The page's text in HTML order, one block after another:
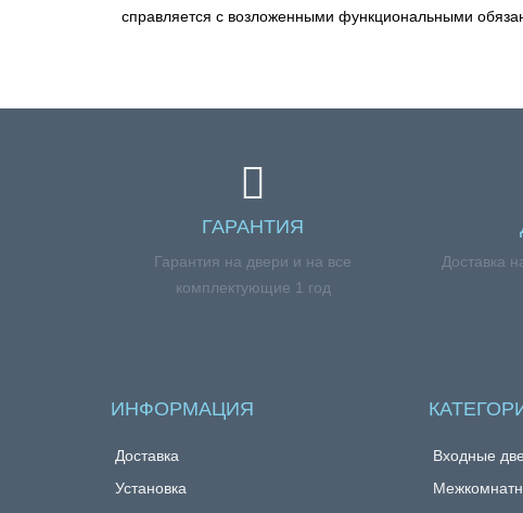
справляется с возложенными функциональными
ГАРАНТИЯ
Гарантия на двери и на все
комплектующие 1 год
Доставка
ИНФОРМАЦИЯ
Доставка
Установка
Входные